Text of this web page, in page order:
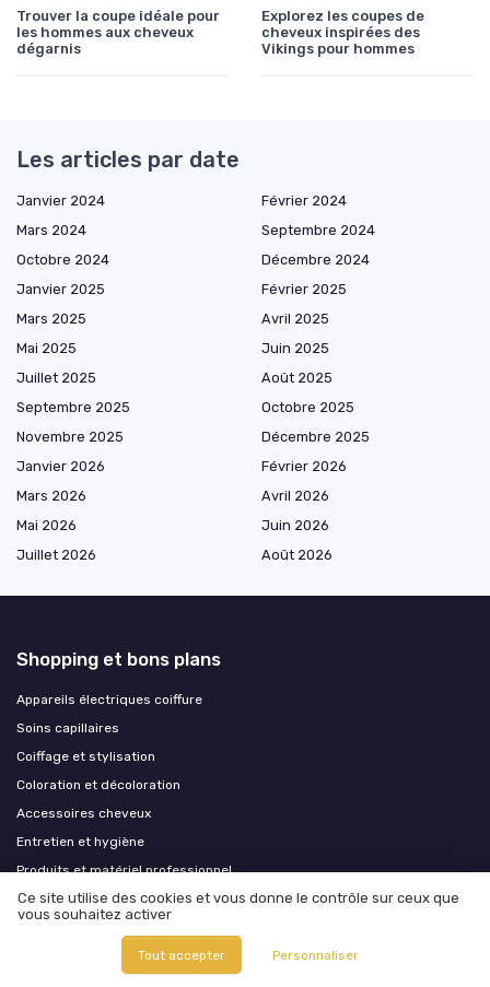
Trouver la coupe idéale pour
les hommes aux cheveux
dégarnis
Explorez les coupes de
cheveux inspirées des
Vikings pour hommes
Les articles par date
Janvier 2024
Février 2024
Mars 2024
Septembre 2024
Octobre 2024
Décembre 2024
Janvier 2025
Février 2025
Mars 2025
Avril 2025
Mai 2025
Juin 2025
Juillet 2025
Août 2025
Septembre 2025
Octobre 2025
Novembre 2025
Décembre 2025
Janvier 2026
Février 2026
Mars 2026
Avril 2026
Mai 2026
Juin 2026
Juillet 2026
Août 2026
Shopping et bons plans
Appareils électriques coiffure
Soins capillaires
Coiffage et stylisation
Coloration et décoloration
Accessoires cheveux
Entretien et hygiène
Produits et matériel professionnel
Les plus lus
Les bienfaits insoupçonnés de la poudre de sidr pour vos cheveux
Ce site utilise des cookies et vous donne le contrôle sur ceux que
vous souhaitez activer
Tout accepter Personnaliser